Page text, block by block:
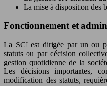
La mise à disposition des
Fonctionnement et
La SCI est dirigée par un ou
statuts ou par décision
gestion quotidienne de la
Les décisions importantes,
modification des statuts,